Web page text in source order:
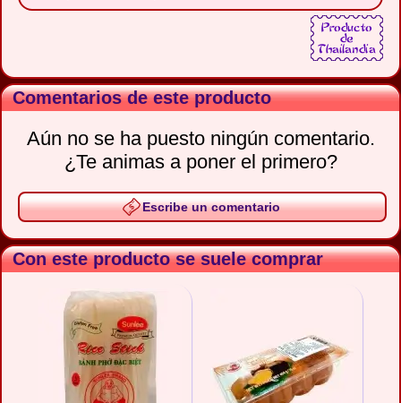
Comentarios de este producto
Aún no se ha puesto ningún comentario.
¿Te animas a poner el primero?
Escribe un comentario
Con este producto se suele comprar